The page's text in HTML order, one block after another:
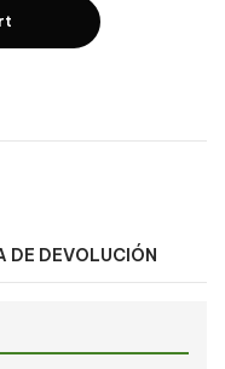
DE DEVOLUCIÓN